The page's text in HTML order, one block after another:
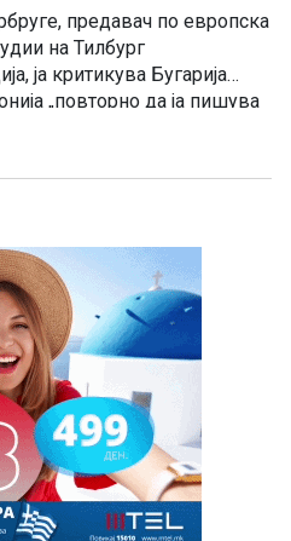
предавач по европска
на Тилбург
ја критикува Бугарија
„повторно да ја пишува
бара од неа преку
со постоењето на